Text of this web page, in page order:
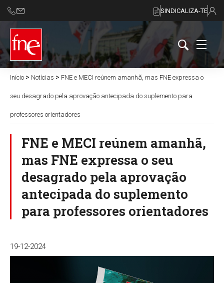
SINDICALIZA-TE
Início > Notícias > FNE e MECI reúnem amanhã, mas FNE expressa o
seu desagrado pela aprovação antecipada do suplemento para
professores orientadores
FNE e MECI reúnem amanhã,
mas FNE expressa o seu
desagrado pela aprovação
antecipada do suplemento
para professores orientadores
19-12-2024